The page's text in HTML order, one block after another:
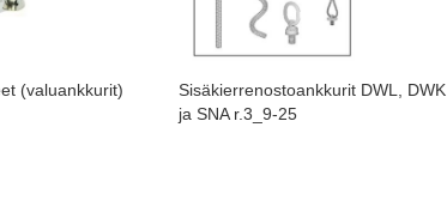
(valuankkurit)
Sisäkierrenostoankkurit DWL, DWK
ja SNA r.3_9-25